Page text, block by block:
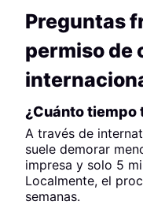
Preguntas
permiso de
¿Cuánto tiempo
A través de
suele demorar
impresa y solo 5
Localmente, el
semanas.